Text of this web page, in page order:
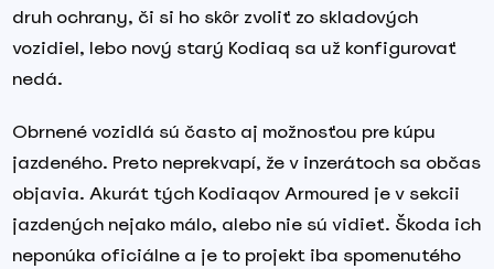
druh ochrany, či si ho skôr zvoliť zo skladových
vozidiel, lebo nový starý Kodiaq sa už konfigurovať
nedá.
Obrnené vozidlá sú často aj možnosťou pre kúpu
jazdeného. Preto neprekvapí, že v inzerátoch sa občas
objavia. Akurát tých Kodiaqov Armoured je v sekcii
jazdených nejako málo, alebo nie sú vidieť. Škoda ich
neponúka oficiálne a je to projekt iba spomenutého